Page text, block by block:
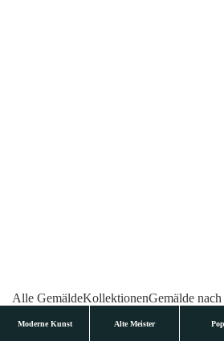
Alle GemäldeKollektionenGemälde
Moderne Kunst Alte Meister